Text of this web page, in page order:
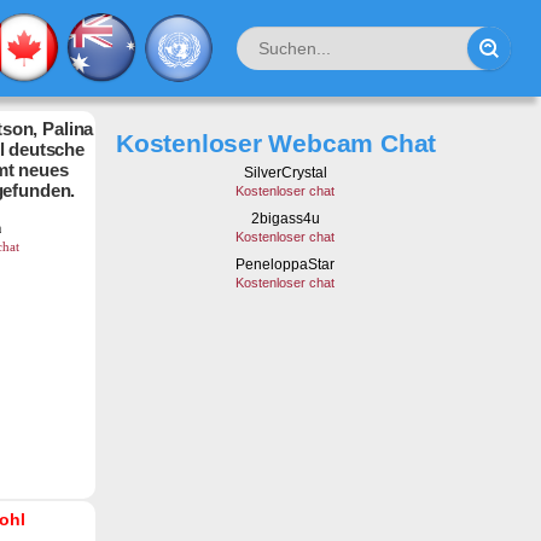
Palina
deutsche
neues
Kostenloser Webcam Chat